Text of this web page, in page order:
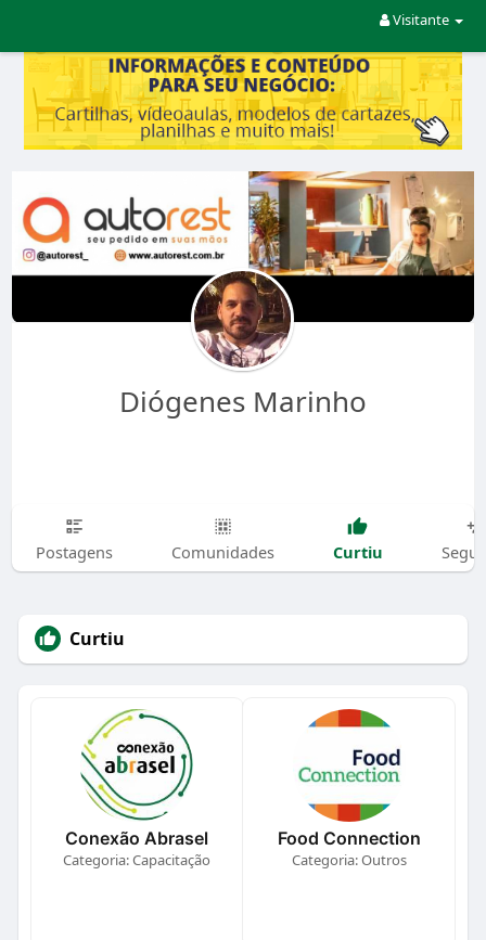
Visitante
Diógenes Marinho
Postagens Comunidades Curtiu
Curtiu
Conexão Abrasel
Categoria: Capacitação
Food Connection
Categoria: Outros